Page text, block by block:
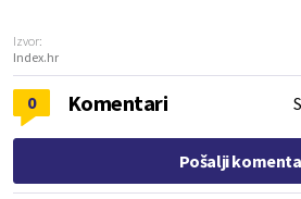
Izvor:
Index.hr
0 Komentari
Pošalji